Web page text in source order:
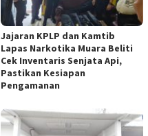
Jajaran KPLP dan Kamtib
Lapas Narkotika Muara Beliti
Cek Inventaris Senjata Api,
Pastikan Kesiapan
Pengamanan